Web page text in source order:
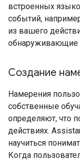
встроенных
событий,
из вашего
обнаруживающие
Создание
Намерения
собственные
определяют, что
действиях.
научиться
Когда